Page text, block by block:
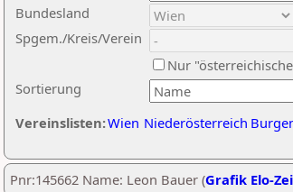
Sortierung
Bundesland
Spgem./Kreis/Verein
Nur
Vereinslisten:Wien Niederösterreich
Pnr:145662 Name: Leon Bauer (Grafik Elo-